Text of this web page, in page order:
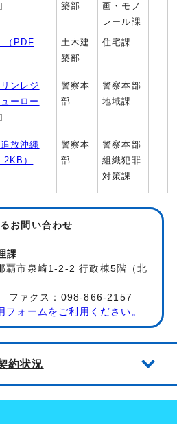
築部
画・モノ
レール課
（PDF
土木建
築部
住宅課
ンレジ
ーロー
警察本
部
警察本部
地域課
放沖縄
）
警察本
部
警察本部
組織犯罪
対策課
お問い合わせ
課
市泉崎1-2-2 行政棟5階（北
ァクス：098-866-2157
フォームをご利用ください。
約状況